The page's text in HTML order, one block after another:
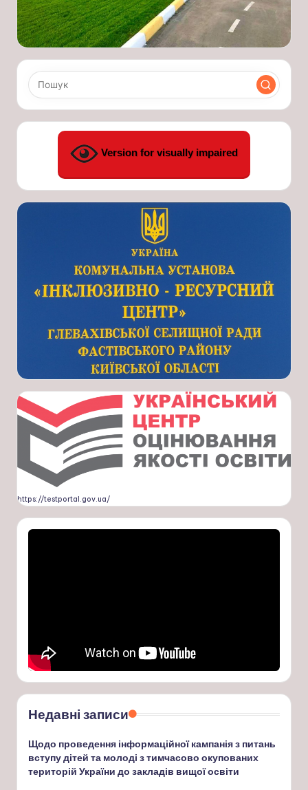
Version for visually impaired
https://testportal.gov.ua/
Недавні записи
Щодо проведення інформаційної кампанія з питань
вступу дітей та молоді з тимчасово окупованих
територій України до закладів вищої освіти